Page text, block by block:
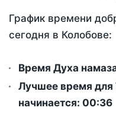
График времени
сегодня в Колобове:
Время Духа
Лучшее время для
начинается: 00:36